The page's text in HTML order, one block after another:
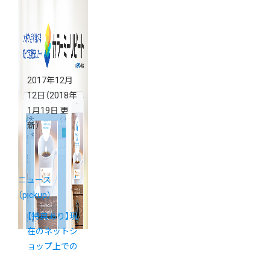
2017年12月
12日（2018年
1月19日 更
新）
ニュース
（pickup）
【特典あり】現
在のネットシ
ョップ上での